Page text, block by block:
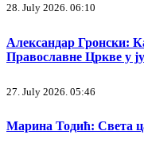
28. July 2026. 06:10
Александар Гронски:
Православне Цркве у
27. July 2026. 05:46
Марина Тодић: Света